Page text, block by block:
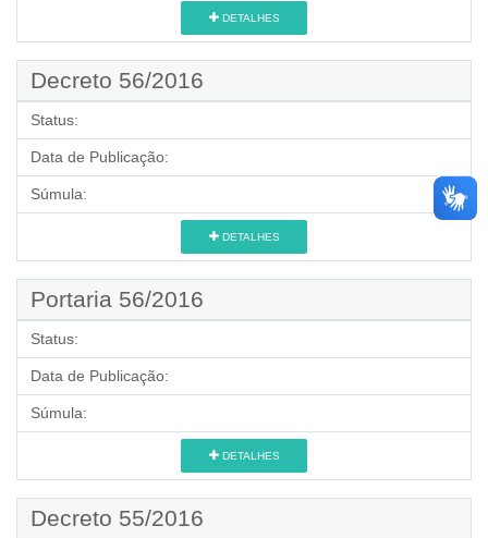
DETALHES
Decreto 56/2016
Status:
Data de Publicação:
Súmula:
DETALHES
Portaria 56/2016
Status:
Data de Publicação:
Súmula:
DETALHES
Decreto 55/2016